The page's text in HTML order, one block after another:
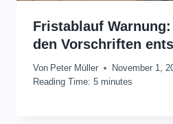
Fristablauf
den Vorschriften
Von Peter Müller
November 1,
Reading Time: 5 minutes